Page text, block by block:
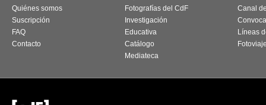
Quiénes somos
Suscripción
FAQ
Contacto
Fotografías del CdF
Investigación
Educativa
Catálogo
Mediateca
Canal
Líneas